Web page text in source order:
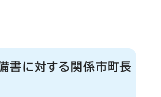
書に対する関係市町長